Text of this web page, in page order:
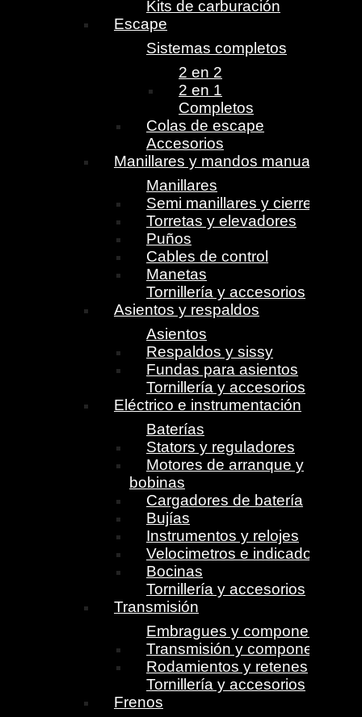
Kits de carburación
Escape
Sistemas completos
2 en 2
2 en 1
Completos
Colas de escape
Accesorios
Manillares y mandos manuales
Manillares
Semi manillares y cierres
Torretas y elevadores
Puños
Cables de control
Manetas
Tornillería y accesorios
Asientos y respaldos
Asientos
Respaldos y sissy
Fundas para asientos
Tornillería y accesorios
Eléctrico e instrumentación
Baterías
Stators y reguladores
Motores de arranque y
bobinas
Cargadores de batería
Bujías
Instrumentos y relojes
Velocimetros e indicadores
Bocinas
Tornillería y accesorios
Transmisión
Embragues y componentes
Transmisión y componentes
Rodamientos y retenes
Tornillería y accesorios
Frenos